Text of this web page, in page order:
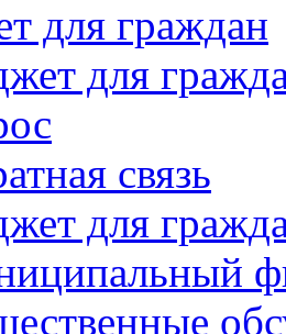
для граждан
для
связь
для